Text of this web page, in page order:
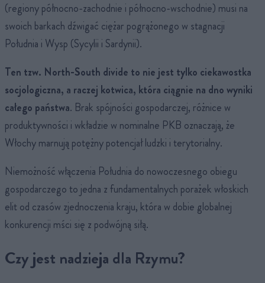
(regiony północno-zachodnie i północno-wschodnie) musi na
swoich barkach dźwigać ciężar pogrążonego w stagnacji
Południa i Wysp (Sycylii i Sardynii).
Ten tzw. North-South divide to nie jest tylko ciekawostka
socjologiczna, a raczej kotwica, która ciągnie na dno wyniki
całego państwa. Brak spójności gospodarczej, różnice w
produktywności i wkładzie w nominalne PKB oznaczają, że
Włochy marnują potężny potencjał ludzki i terytorialny.
Niemożność włączenia Południa do nowoczesnego obiegu
gospodarczego to jedna z fundamentalnych porażek włoskich
elit od czasów zjednoczenia kraju, która w dobie globalnej
konkurencji mści się z podwójną siłą.
Czy jest nadzieja dla Rzymu?